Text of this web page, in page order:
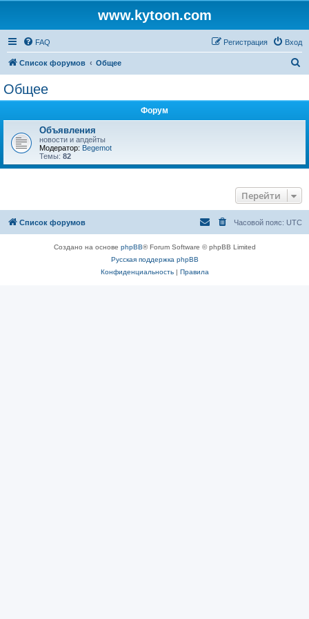
www.kytoon.com
FAQ Вход
Регистрация
Список форумов Общее
Общее
Форум
Объявления
новости и апдейты
Модератор: Begemot
Темы: 82
Перейти
Список форумов Часовой пояс: UTC
Создано на основе phpBB® Forum Software © phpBB Limited
Русская поддержка phpBB
Конфиденциальность| Правила